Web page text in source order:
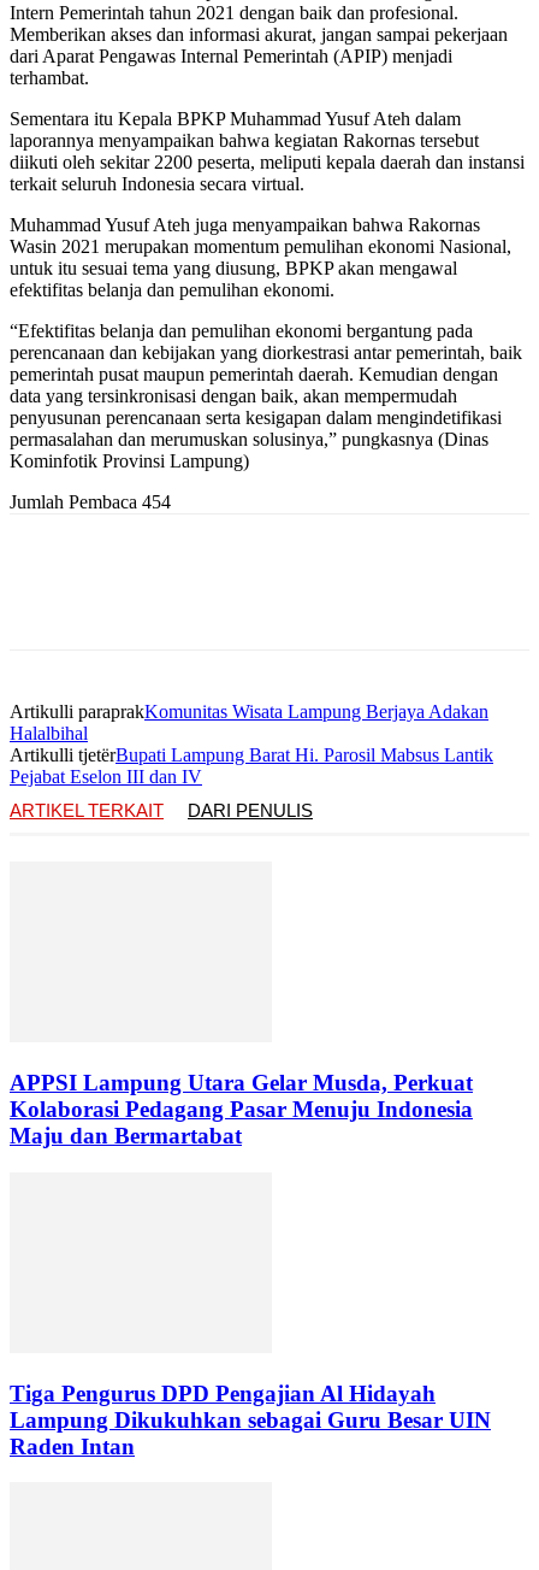
Intern Pemerintah tahun 2021 dengan baik dan profesional.
Memberikan akses dan informasi akurat, jangan sampai pekerjaan
dari Aparat Pengawas Internal Pemerintah (APIP) menjadi
terhambat.
Sementara itu Kepala BPKP Muhammad Yusuf Ateh dalam
laporannya menyampaikan bahwa kegiatan Rakornas tersebut
diikuti oleh sekitar 2200 peserta, meliputi kepala daerah dan instansi
terkait seluruh Indonesia secara virtual.
Muhammad Yusuf Ateh juga menyampaikan bahwa Rakornas
Wasin 2021 merupakan momentum pemulihan ekonomi Nasional,
untuk itu sesuai tema yang diusung, BPKP akan mengawal
efektifitas belanja dan pemulihan ekonomi.
“Efektifitas belanja dan pemulihan ekonomi bergantung pada
perencanaan dan kebijakan yang diorkestrasi antar pemerintah, baik
pemerintah pusat maupun pemerintah daerah. Kemudian dengan
data yang tersinkronisasi dengan baik, akan mempermudah
penyusunan perencanaan serta kesigapan dalam mengindetifikasi
permasalahan dan merumuskan solusinya,” pungkasnya (Dinas
Kominfotik Provinsi Lampung)
Jumlah Pembaca 454
Artikulli paraprakKomunitas Wisata Lampung Berjaya Adakan
Halalbihal
Artikulli tjetërBupati Lampung Barat Hi. Parosil Mabsus Lantik
Pejabat Eselon III dan IV
ARTIKEL TERKAIT
DARI PENULIS
APPSI Lampung Utara Gelar Musda, Perkuat
Kolaborasi Pedagang Pasar Menuju Indonesia
Maju dan Bermartabat
Tiga Pengurus DPD Pengajian Al Hidayah
Lampung Dikukuhkan sebagai Guru Besar UIN
Raden Intan